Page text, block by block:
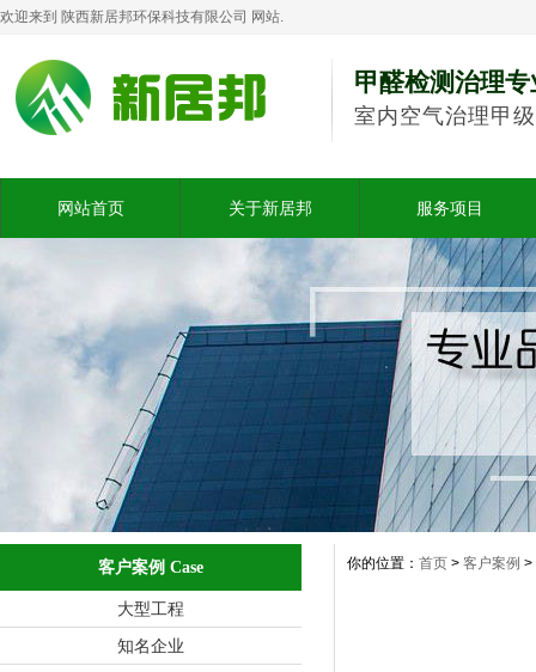
欢迎来到 陕西新居邦环保科技有限公司 网站.
甲醛检测治理
室内空气治理甲
网站首页 关于新居邦 服务项目
客户案例 Case
大型工程
知名企业
你的位置： 首页 > 客户案例 >